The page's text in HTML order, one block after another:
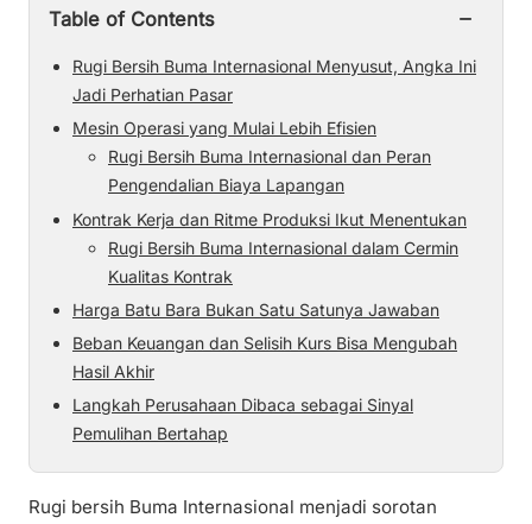
Table of Contents −
Rugi Bersih Buma Internasional Menyusut, Angka Ini
Jadi Perhatian Pasar
Mesin Operasi yang Mulai Lebih Efisien
Rugi Bersih Buma Internasional dan Peran
Pengendalian Biaya Lapangan
Kontrak Kerja dan Ritme Produksi Ikut Menentukan
Rugi Bersih Buma Internasional dalam Cermin
Kualitas Kontrak
Harga Batu Bara Bukan Satu Satunya Jawaban
Beban Keuangan dan Selisih Kurs Bisa Mengubah
Hasil Akhir
Langkah Perusahaan Dibaca sebagai Sinyal
Pemulihan Bertahap
Rugi bersih Buma Internasional menjadi sorotan